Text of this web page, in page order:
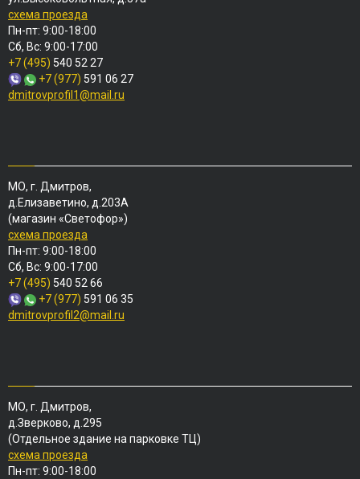
схема проезда
Пн-пт: 9:00-18:00
Сб, Вс: 9:00-17:00
+7 (495) 540 52 27
+7 (977) 591 06 27
dmitrovprofil1@mail.ru
МО, г. Дмитров,
д.Елизаветино, д.203А
(магазин «Светофор»)
схема проезда
Пн-пт: 9:00-18:00
Сб, Вс: 9:00-17:00
+7 (495) 540 52 66
+7 (977) 591 06 35
dmitrovprofil2@mail.ru
МО, г. Дмитров,
д.Зверково, д.295
(Отдельное здание на парковке ТЦ)
схема проезда
Пн-пт: 9:00-18:00